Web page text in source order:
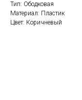
Тип: Ободковая
Материал: Пластик
Цвет: Коричневый